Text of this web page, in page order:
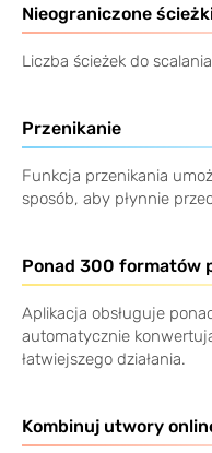
Nieograniczone
Liczba ścieżek do
Przenikanie
Funkcja przenikania
sposób, aby płynnie
Ponad 300 formatów
Aplikacja obsługuje
automatycznie
łatwiejszego działania.
Kombinuj utwory